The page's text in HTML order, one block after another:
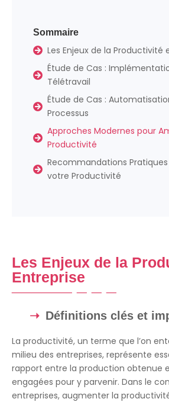
Sommaire
Les Enjeux de la Productivité
Étude de Cas :
Télétravail
Étude de Cas :
Processus
Approches Modernes pour
Productivité
Recommandations
votre Productivité
Les Enjeux de la
Entreprise
Définitions clés et
La productivité, un terme que l’on
milieu des entreprises, représente
rapport entre la production obtenue
engagées pour y parvenir. Dans le
entreprises, augmenter la